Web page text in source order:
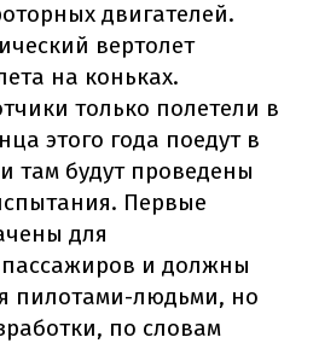
двигателей.
вертолет
на коньках.
только полетели в
этого года поедут в
там будут проведены
Первые
для
и должны
пилотами-людьми, но
по словам